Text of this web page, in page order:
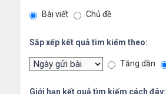
Bài viết Chủ đề
Sắp xếp kết quả tìm kiếm theo:
Tăng dần
Giới hạn kết quả tìm kiếm cách đây: